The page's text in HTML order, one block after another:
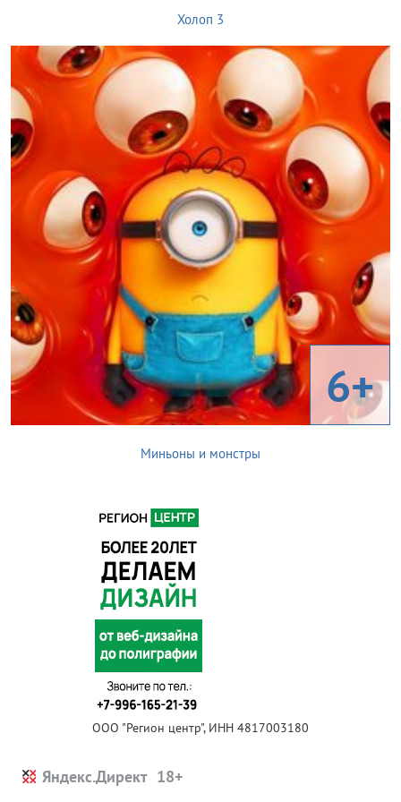
Холоп 3
6+
Миньоны и монстры
ООО "Регион центр", ИНН 4817003180
Яндекс.Директ